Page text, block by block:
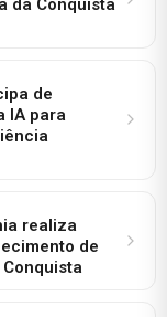
da Conquista
de
IA para
realiza
de